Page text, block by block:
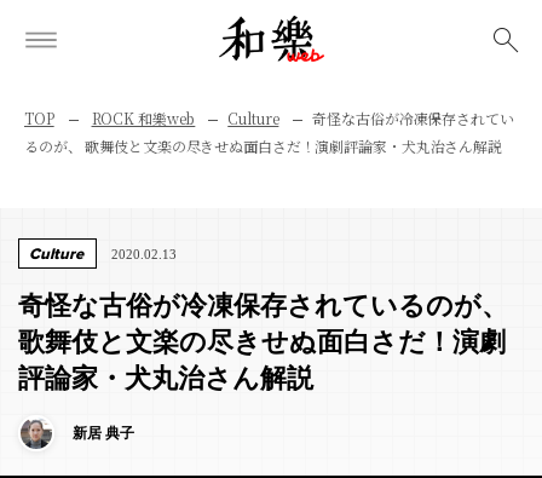
TOP ROCK 和樂web Culture
奇怪な古俗が冷凍保存されてい
るのが、 歌舞伎と文楽の尽きせぬ面白さだ！演劇評論家・犬丸治さん解説
Culture 2020.02.13
奇怪な古俗が冷凍保存されているのが、
歌舞伎と文楽の尽きせぬ面白さだ！演劇
評論家・犬丸治さん解説
新居 典子